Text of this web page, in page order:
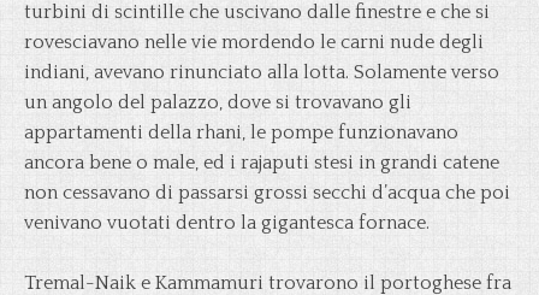
turbini di scintille che uscivano dalle finestre e che si
rovesciavano nelle vie mordendo le carni nude degli
indiani, avevano rinunciato alla lotta. Solamente verso
un angolo del palazzo, dove si trovavano gli
appartamenti della rhani, le pompe funzionavano
ancora bene o male, ed i rajaputi stesi in grandi catene
non cessavano di passarsi grossi secchi d’acqua che poi
venivano vuotati dentro la gigantesca fornace.
Tremal-Naik e Kammamuri trovarono il portoghese fra